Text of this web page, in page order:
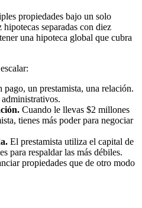
propiedades bajo un solo
separadas con diez
una hipoteca global que cubra
pago, un prestamista, una relación.
Cuando le llevas $2 millones
tienes más poder para negociar
El prestamista utiliza el capital de
para respaldar las más débiles.
propiedades que de otro modo